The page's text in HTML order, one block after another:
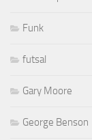
Funk
futsal
Gary Moore
George Benson